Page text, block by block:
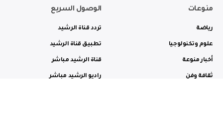
منوعات
رياضة
علوم وتكنولوجيا
أخبار منوعة
ثقافة وفن
الوصول السريع
تردد قناة الرشيد
تطبيق قناة الرشيد
قناة الرشيد مباشر
راديو الرشيد مباشر